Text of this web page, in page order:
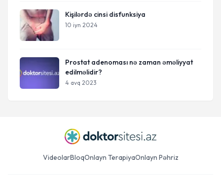
Kişilərdə cinsi disfunksiya
10 iyn 2024
Prostat adenoması nə zaman əməliyyat
edilməlidir?
4 avq 2023
VideolarBloqOnlayn TerapiyaOnlayn Pəhriz